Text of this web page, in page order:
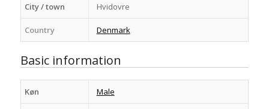
City / town Hvidovre
Country Denmark
Basic information
Køn Male